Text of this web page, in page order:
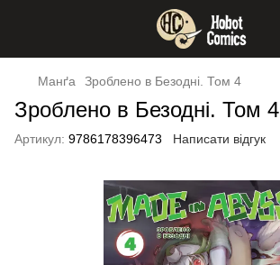
Манґа Зроблено в Безодні. Том 4
Зроблено в Безодні. Том 4
Артикул: 9786178396473 Написати відгук